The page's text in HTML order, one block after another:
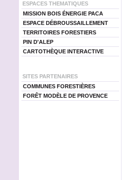
ESPACES THEMATIQUES
MISSION BOIS ÉNERGIE PACA
ESPACE DÉBROUSSAILLEMENT
TERRITOIRES FORESTIERS
PIN D'ALEP
CARTOTHÈQUE INTERACTIVE
SITES PARTENAIRES
COMMUNES FORESTIÈRES
FORÊT MODÈLE DE PROVENCE